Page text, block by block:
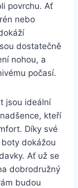
povrchu. Ať​
nebo‍
dostatečně
nohou, a
počasí.
jsou ideální
​kteří
⁤Díky své
dokážou
Ať už‌ se
dobrodružný
budou